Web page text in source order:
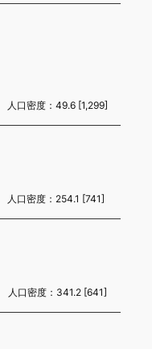
口密度：49.6 [1,299]
口密度：254.1 [741]
口密度：341.2 [641]